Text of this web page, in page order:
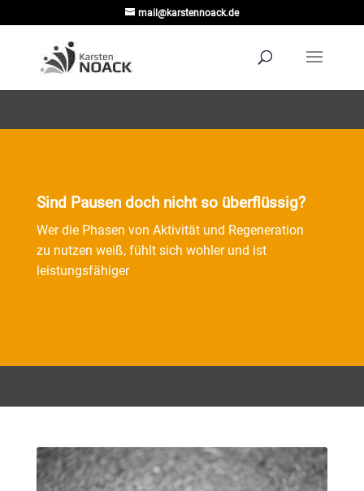
mail@karstennoack.de
Sind Pausen doch nicht so überflüssig?
Wer die Phasen von Aktivität und Regeneration
zu nutzen weiß, fühlt sich wohler und ist
leistungsfähiger